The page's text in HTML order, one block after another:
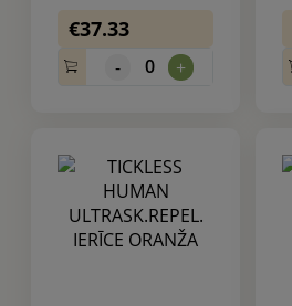
€37.33
- 0 +